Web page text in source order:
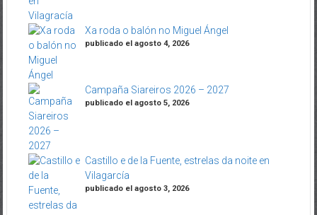
Xa roda o balón no Miguel Ángel
publicado el agosto 4, 2026
Campaña Siareiros 2026 – 2027
publicado el agosto 5, 2026
Castillo e de la Fuente, estrelas da noite en
Vilagarcía
publicado el agosto 3, 2026